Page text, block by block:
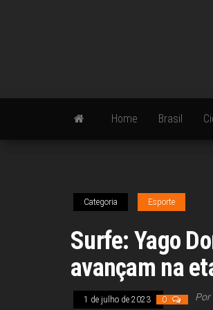
Home Brasil
Categoria Esporte
Surfe: Yago
avançam na
1 de julho de 2023 0 Por